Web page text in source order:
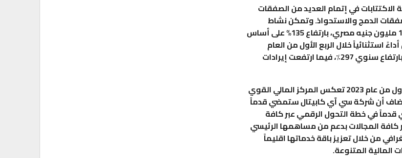
الاكتتابات في إتمام العديد من الصفقات
الدمج والاستحواذ. وتمكن نشاط
السمسرة في الأوراق المالية من تحقيق إجمالي إيرادات 152 مليون جنيه مصري، بارتفاع 135% على أساس
خلال الربع الأول من العام
الحالي، حيث بلغ حجم الأصول المدارة 56.9 مليار جنيه مصري بارتفاع سنوي 297٪، فيما ارتفعت إيرادات
وأكد جوهر أن نتائج أعمال الشركة الاستثنائية خلال الربع الأول من عام 2023 تعكس المركز المالي القوي
أن شركة سي آي كابيتال ستمضي قدماً
في خطة التحول الرقمي عبر كافة
كافة المجالات بدعم من مساهمها الرئيسي
من خلال تعزيز باقة خدماتها اقليماً
المالية المتنوعة.